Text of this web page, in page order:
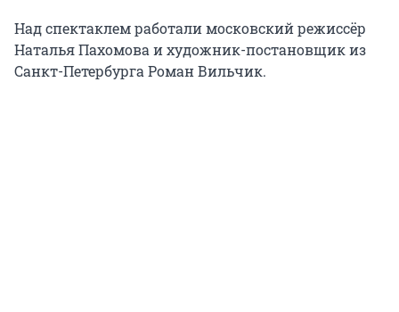
Над спектаклем работали московский режиссёр
Наталья Пахомова и художник-постановщик из
Санкт-Петербурга Роман Вильчик.